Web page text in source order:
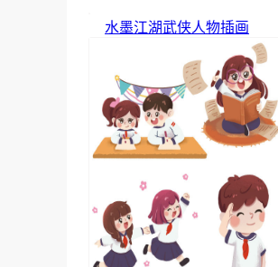
水墨江湖武侠人物插画